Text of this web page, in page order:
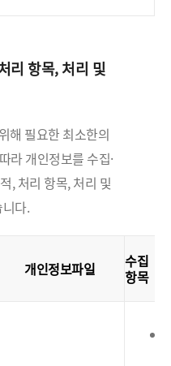
리 항목, 처리 및
해 필요한 최소한의
라 개인정보를 수집·
, 처리 항목, 처리 및
다.
개인정보파일
수집
항목